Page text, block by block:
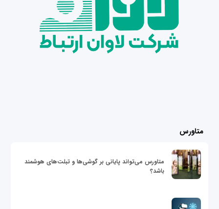
متاورس
متاورس می‌تواند پایانی بر گوشی‌ها و تبلت‌های هوشمند
باشد؟